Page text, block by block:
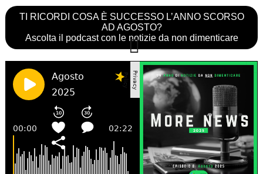
TI RICORDI COSA È SUCCESSO L’ANNO SCORSO
AD AGOSTO?
Ascolta il podcast con le notizie da non dimenticare